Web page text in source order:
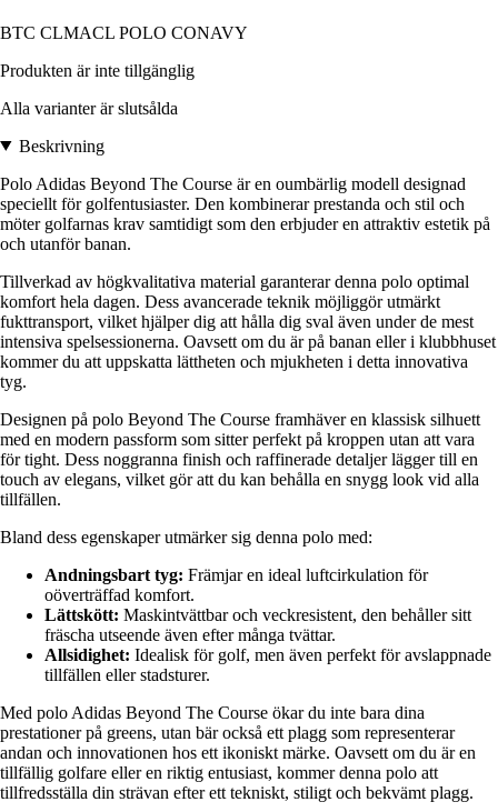
BTC CLMACL POLO CONAVY
Produkten är inte tillgänglig
Alla varianter är slutsålda
Beskrivning
Polo Adidas Beyond The Course är en oumbärlig modell designad
speciellt för golfentusiaster. Den kombinerar prestanda och stil och
möter golfarnas krav samtidigt som den erbjuder en attraktiv estetik på
och utanför banan.
Tillverkad av högkvalitativa material garanterar denna polo optimal
komfort hela dagen. Dess avancerade teknik möjliggör utmärkt
fukttransport, vilket hjälper dig att hålla dig sval även under de mest
intensiva spelsessionerna. Oavsett om du är på banan eller i klubbhuset
kommer du att uppskatta lättheten och mjukheten i detta innovativa
tyg.
Designen på polo Beyond The Course framhäver en klassisk silhuett
med en modern passform som sitter perfekt på kroppen utan att vara
för tight. Dess noggranna finish och raffinerade detaljer lägger till en
touch av elegans, vilket gör att du kan behålla en snygg look vid alla
tillfällen.
Bland dess egenskaper utmärker sig denna polo med:
Andningsbart tyg: Främjar en ideal luftcirkulation för
oöverträffad komfort.
Lättskött: Maskintvättbar och veckresistent, den behåller sitt
fräscha utseende även efter många tvättar.
Allsidighet: Idealisk för golf, men även perfekt för avslappnade
tillfällen eller stadsturer.
Med polo Adidas Beyond The Course ökar du inte bara dina
prestationer på greens, utan bär också ett plagg som representerar
andan och innovationen hos ett ikoniskt märke. Oavsett om du är en
tillfällig golfare eller en riktig entusiast, kommer denna polo att
tillfredsställa din strävan efter ett tekniskt, stiligt och bekvämt plagg.